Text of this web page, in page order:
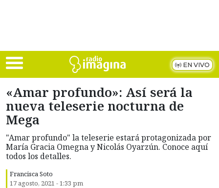
EN VIVO
«Amar profundo»: Así será la
nueva teleserie nocturna de
Mega
"Amar profundo" la teleserie estará protagonizada por
María Gracia Omegna y Nicolás Oyarzún. Conoce aquí
todos los detalles.
Francisca Soto
17 agosto, 2021 - 1:33 pm